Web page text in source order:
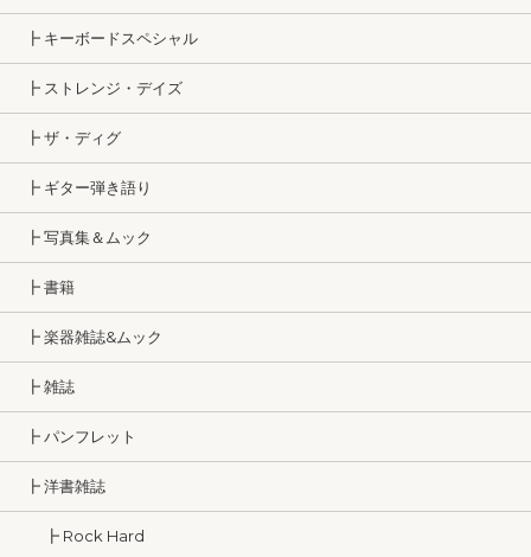
┣ キーボードスペシャル
┣ ストレンジ・デイズ
┣ ザ・ディグ
┣ ギター弾き語り
┣ 写真集＆ムック
┣ 書籍
┣ 楽器雑誌&ムック
┣ 雑誌
┣ パンフレット
┣ 洋書雑誌
┣ Rock Hard